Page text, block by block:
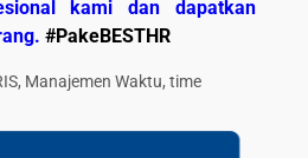
kami dan dapatkan
#PakeBESTHR
, Manajemen Waktu, time